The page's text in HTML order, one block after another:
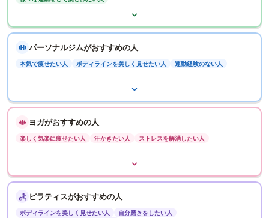
パーソナルジムがおすすめの人
本気で痩せたい人 ボディラインを美しく見せたい人 運動経験のない人
ヨガがおすすめの人
楽しく気楽に痩せたい人 汗かきたい人 ストレスを解消したい人
ピラティスがおすすめの人
ボディラインを美しく見せたい人
自分磨きをしたい人